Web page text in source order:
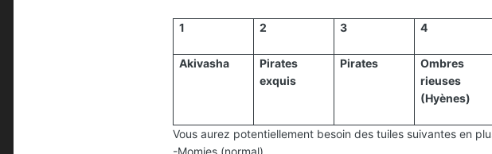
1 2 3 4
Akivasha
Pirates
exquis
Pirates
Ombres
rieuses
(Hyènes)
Vous aurez potentiellement besoin des tuiles suivantes en